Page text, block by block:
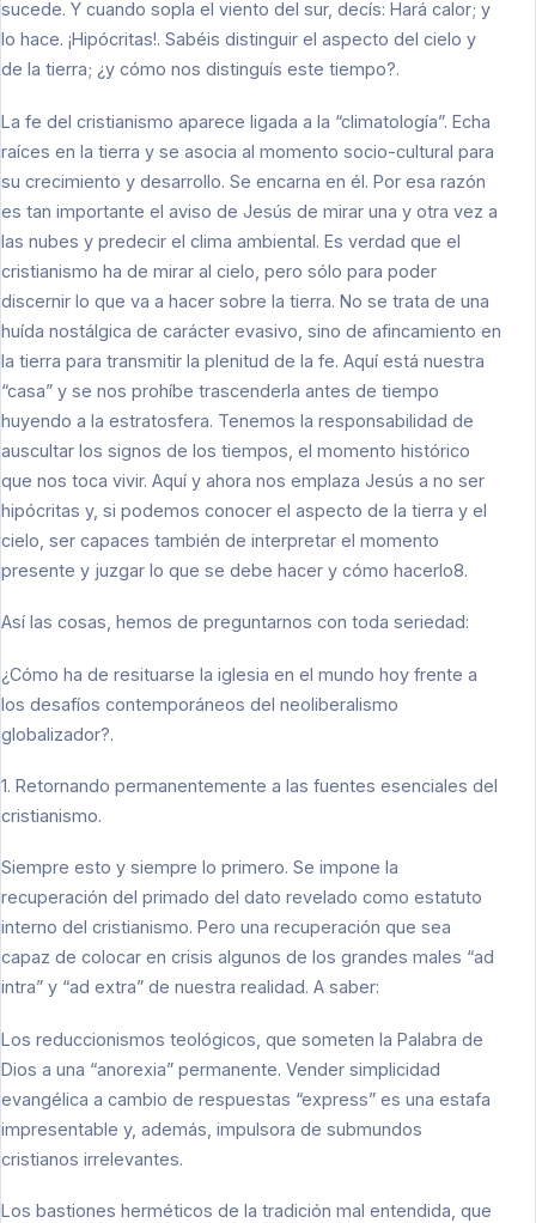
sucede. Y cuando sopla el viento del sur, decís: Hará calor; y
lo hace. ¡Hipócritas!. Sabéis distinguir el aspecto del cielo y
de la tierra; ¿y cómo nos distinguís este tiempo?.
La fe del cristianismo aparece ligada a la “climatología”. Echa
raíces en la tierra y se asocia al momento socio-cultural para
su crecimiento y desarrollo. Se encarna en él. Por esa razón
es tan importante el aviso de Jesús de mirar una y otra vez a
las nubes y predecir el clima ambiental. Es verdad que el
cristianismo ha de mirar al cielo, pero sólo para poder
discernir lo que va a hacer sobre la tierra. No se trata de una
huída nostálgica de carácter evasivo, sino de afincamiento en
la tierra para transmitir la plenitud de la fe. Aquí está nuestra
“casa” y se nos prohíbe trascenderla antes de tiempo
huyendo a la estratosfera. Tenemos la responsabilidad de
auscultar los signos de los tiempos, el momento histórico
que nos toca vivir. Aquí y ahora nos emplaza Jesús a no ser
hipócritas y, si podemos conocer el aspecto de la tierra y el
cielo, ser capaces también de interpretar el momento
presente y juzgar lo que se debe hacer y cómo hacerlo8.
Así las cosas, hemos de preguntarnos con toda seriedad:
¿Cómo ha de resituarse la iglesia en el mundo hoy frente a
los desafíos contemporáneos del neoliberalismo
globalizador?.
1. Retornando permanentemente a las fuentes esenciales del
cristianismo.
Siempre esto y siempre lo primero. Se impone la
recuperación del primado del dato revelado como estatuto
interno del cristianismo. Pero una recuperación que sea
capaz de colocar en crisis algunos de los grandes males “ad
intra” y “ad extra” de nuestra realidad. A saber:
Los reduccionismos teológicos, que someten la Palabra de
Dios a una “anorexia” permanente. Vender simplicidad
evangélica a cambio de respuestas “express” es una estafa
impresentable y, además, impulsora de submundos
cristianos irrelevantes.
Los bastiones herméticos de la tradición mal entendida, que